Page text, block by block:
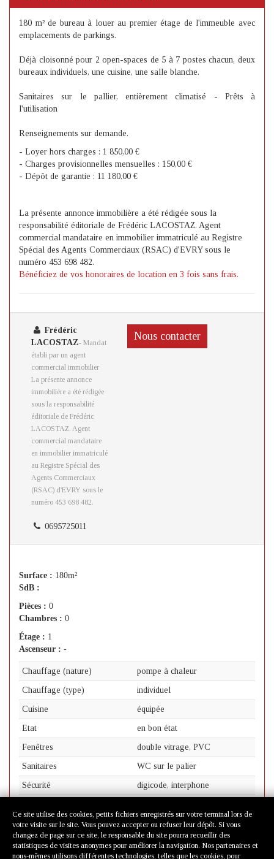
Ce site utilise des cookies, petits fichiers enregistrés sur votre terminal lors de
votre visite sur le site. Vous pouvez accepter ou refuser leur dépôt. Si vous
changez de page sur ce site, le responsable du site pourra recueillir des
statistiques de visites anonymes pour améliorer la navigation. Nos partenaires et
nous-mêmes utilisons différentes technologies, telles que les cookies, pour
180 m² de bureau à louer au premier étage de l'immeuble avec
emplacements de parkings.
Déjà cloisonné pour 2 open-spaces de 5 à 7 postes chacun, deux
bureaux individuels, une cuisine, une salle blanche.
Sanitaires sur le pallier, entièrement climatisé - Prêts à
l'utilisation
Renseignements sur demande.
- Loyer hors charges : 1 850,00 €
- Charges provisionnelles mensuelles : 150,00 €
- Dépôt de garantie : 11 180,00 €
La présente annonce immobilière a été rédigée sous la
responsabilité éditoriale de Frédéric LACOSTAZ. Agent
commercial mandataire en immobilier immatriculé au Registre
Spécial des Agents Commerciaux (RSAC) d'EVRY sous le
numéro 453 698 482.
Bénéficiez de vos honoraires de location en 3 fois sans frais.
Frédéric
LACOSTAZ- Mandat
établi par un agent
commercial immobilier
La présente annonce
immobilière a été rédigée
sous la responsabilité
éditoriale de Frédéric
LACOSTAZ. Agent
commercial mandataire
en immobilier immatriculé
au Registre Spécial des
Agents Commerciaux
(RSAC) d'EVRY sous le
numéro 453 698 482.
0695725011
Nous contacter
Surface : 180m²
SdB :
Pièces : 0
Chambres : 0
Étage : 1
Ascenseur : -
Chauffage (nature) pompe à chaleur
Chauffage (type) individuel
Cuisine équipée
Etat en bon état
Fenêtres double vitrage, PVC
Sanitaires WC sur le palier
Sécurité digicode, interphone
Véhicules parking